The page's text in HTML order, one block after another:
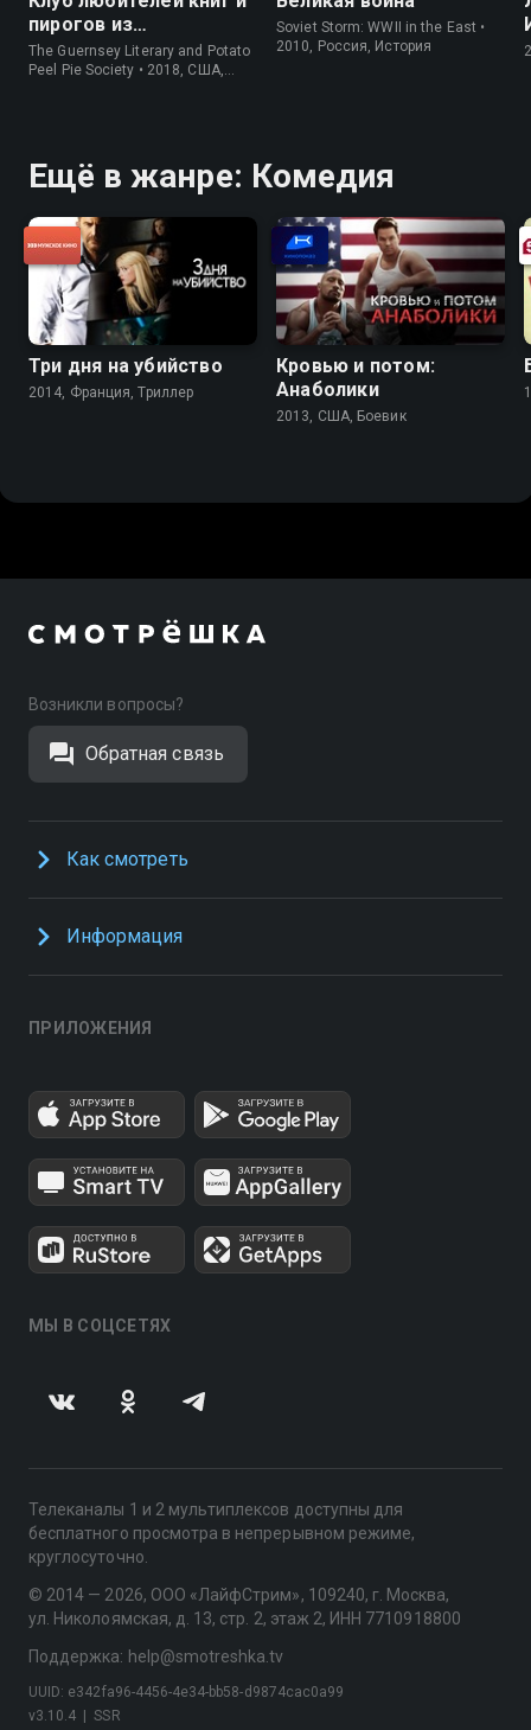
пирогов из
картофельных
очистков
The Guernsey Literary and Potato
Peel Pie Society • 2018, США,
Soviet Storm: WWII in the East •
2010, Россия, История
Ещё в жанре: Комедия
Три дня на убийство
2014, Франция, Триллер
Кровью и потом:
Анаболики
2013, США, Боевик
Возникли вопросы?
Обратная связь
Как смотреть
Информация
ПРИЛОЖЕНИЯ
МЫ В СОЦСЕТЯХ
Телеканалы 1 и 2 мультиплексов доступны для
бесплатного просмотра в непрерывном режиме,
круглосуточно.
© 2014 — 2026, ООО «ЛайфСтрим», 109240, г. Москва,
ул. Николоямская, д. 13, стр. 2, этаж 2, ИНН 7710918800
Поддержка: help@smotreshka.tv
v3.10.4 SSR
UUID: e342fa96-4456-4e34-bb58-d9874cac0a99